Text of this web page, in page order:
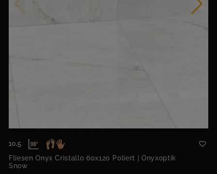
10,5
Fliesen Onyx Cristallo 60x120 Poliert | Onyxoptik
Snow